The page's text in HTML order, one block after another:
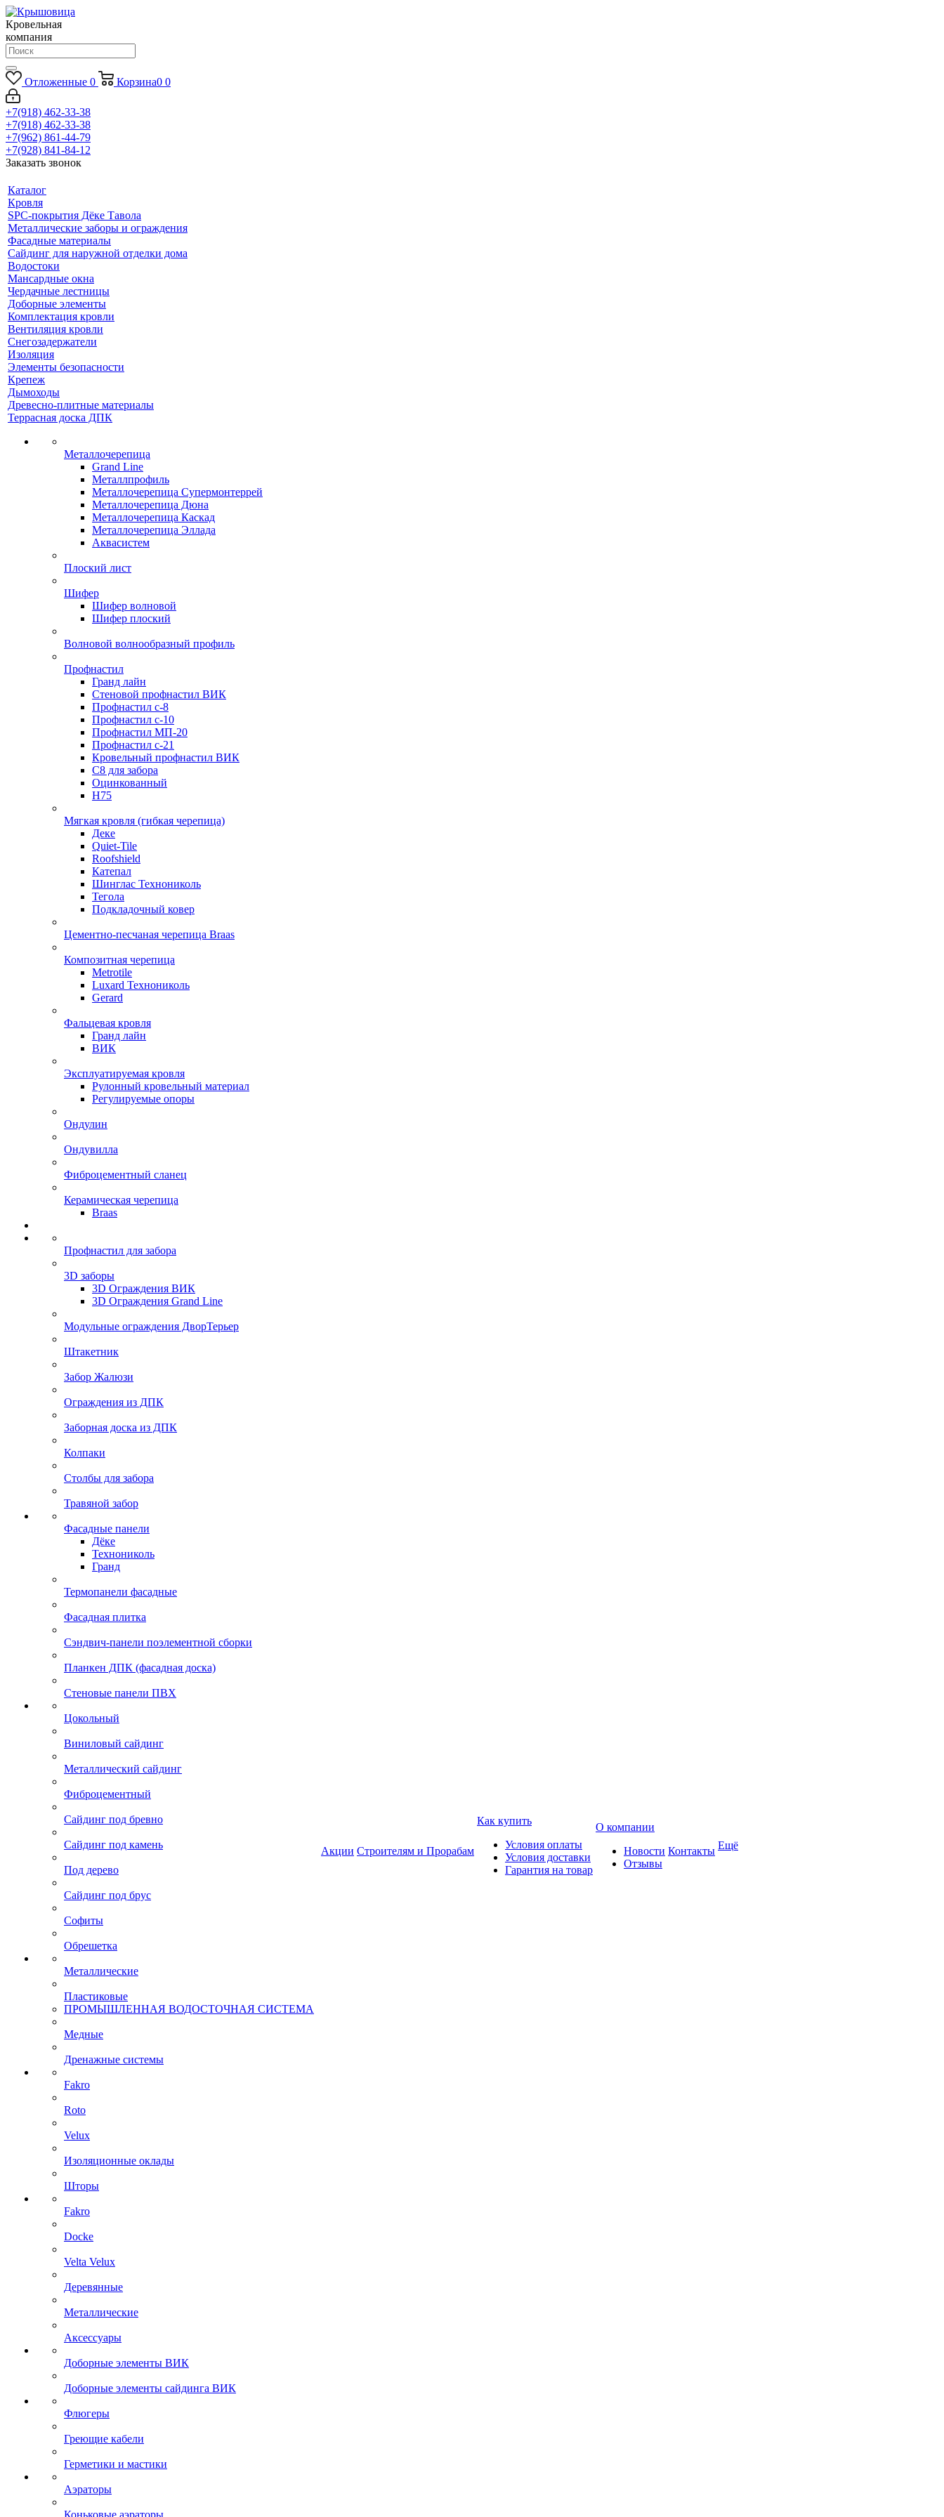
Кровельная
компания
Отложенные 0 Корзина0 0
+7(918) 462-33-38
+7(918) 462-33-38
+7(962) 861-44-79
+7(928) 841-84-12
Заказать звонок
Каталог
Кровля
SPC-покрытия Дёке Тавола
Металлические заборы и ограждения
Фасадные материалы
Сайдинг для наружной отделки дома
Водостоки
Мансардные окна
Чердачные лестницы
Доборные элементы
Комплектация кровли
Вентиляция кровли
Снегозадержатели
Изоляция
Элементы безопасности
Крепеж
Дымоходы
Древесно-плитные материалы
Террасная доска ДПК
Металлочерепица
Grand Line
Металлпрофиль
Металлочерепица Супермонтеррей
Металлочерепица Дюна
Металлочерепица Каскад
Металлочерепица Эллада
Аквасистем
Плоский лист
Шифер
Шифер волновой
Шифер плоский
Волновой волнообразный профиль
Профнастил
Гранд лайн
Стеновой профнастил ВИК
Профнастил с-8
Профнастил с-10
Профнастил МП-20
Профнастил с-21
Кровельный профнастил ВИК
С8 для забора
Оцинкованный
Н75
Мягкая кровля (гибкая черепица)
Деке
Quiet-Tile
Roofshield
Катепал
Шинглас Технониколь
Тегола
Подкладочный ковер
Цементно-песчаная черепица Braas
Композитная черепица
Metrotile
Luxard Технониколь
Gerard
Фальцевая кровля
Гранд лайн
ВИК
Эксплуатируемая кровля
Рулонный кровельный материал
Регулируемые опоры
Ондулин
Ондувилла
Фиброцементный сланец
Керамическая черепица
Braas
Профнастил для забора
3D заборы
3D Ограждения ВИК
3D Ограждения Grand Line
Модульные ограждения ДворТерьер
Штакетник
Забор Жалюзи
Ограждения из ДПК
Заборная доска из ДПК
Колпаки
Столбы для забора
Травяной забор
Фасадные панели
Дёке
Технониколь
Гранд
Термопанели фасадные
Фасадная плитка
Сэндвич-панели поэлементной сборки
Планкен ДПК (фасадная доска)
Стеновые панели ПВХ
Цокольный
Виниловый сайдинг
Металлический сайдинг
Фиброцементный
Сайдинг под бревно
Сайдинг под камень
Под дерево
Сайдинг под брус
Софиты
Обрешетка
Металлические
Пластиковые
ПРОМЫШЛЕННАЯ ВОДОСТОЧНАЯ СИСТЕМА
Медные
Дренажные системы
Fakro
Roto
Velux
Изоляционные оклады
Шторы
Fakro
Docke
Velta Velux
Деревянные
Металлические
Аксессуары
Доборные элементы ВИК
Доборные элементы сайдинга ВИК
Флюгеры
Греющие кабели
Герметики и мастики
Аэраторы
Коньковые аэраторы
Акции Строителям и Прорабам
Как купить
Условия оплаты
Условия доставки
Гарантия на товар
О компании
Новости
Отзывы
Контакты Ещё